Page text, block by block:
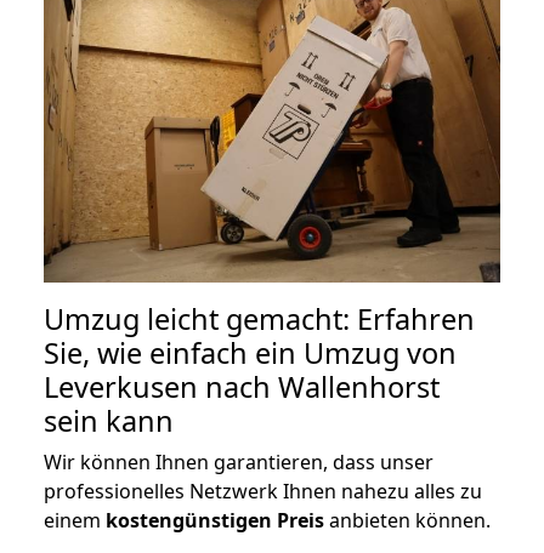
Umzug leicht gemacht: Erfahren
Sie, wie einfach ein Umzug von
Leverkusen nach Wallenhorst
sein kann
Wir können Ihnen garantieren, dass unser
professionelles Netzwerk Ihnen nahezu alles zu
einem kostengünstigen Preisanbieten können.